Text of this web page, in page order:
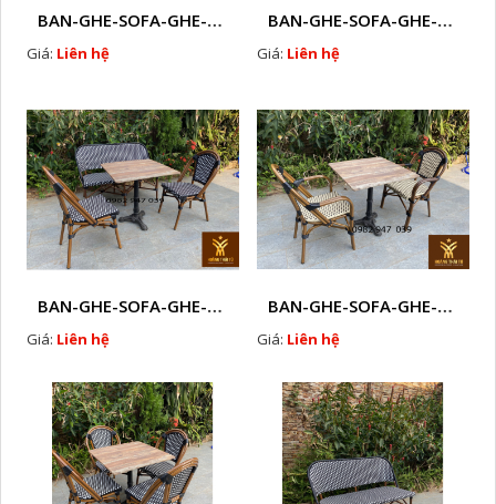
BAN-GHE-SOFA-GHE-CAFE-NHUA-GIA-MAY-M1
Giá: Liên hệ
BAN-GHE-SOFA-GHE-CAFE-NHUA-GIA-MAY- M 67
Giá: Liên hệ
BAN-GHE-SOFA-GHE-CAFE-NHUA-GIA-MAY- M 21
Giá: Liên hệ
BAN-GHE-SOFA-GHE-CAFE-NHUA-GIA-MAY - MDE
Giá: Liên hệ